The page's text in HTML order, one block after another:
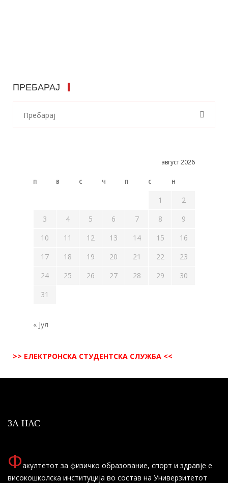
ПРЕБАРАЈ
август 2026
П В С Ч П С Н
1
2
3
4 5 6 7 8
9
10
11 12 13 14 15
16
17
18 19 20 21 22
23
24
25 26 27 28 29
30
31
« Јул
>> ЕЛЕКТРОНСКА СТУДЕНТСКА СЛУЖБА <<
ЗА НАС
Факултетот за физичко образование, спорт и здравје е
високошколска институција во состав на Универзитетот